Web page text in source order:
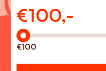
€100,-
Hoeveel wilt u lenen?
€100